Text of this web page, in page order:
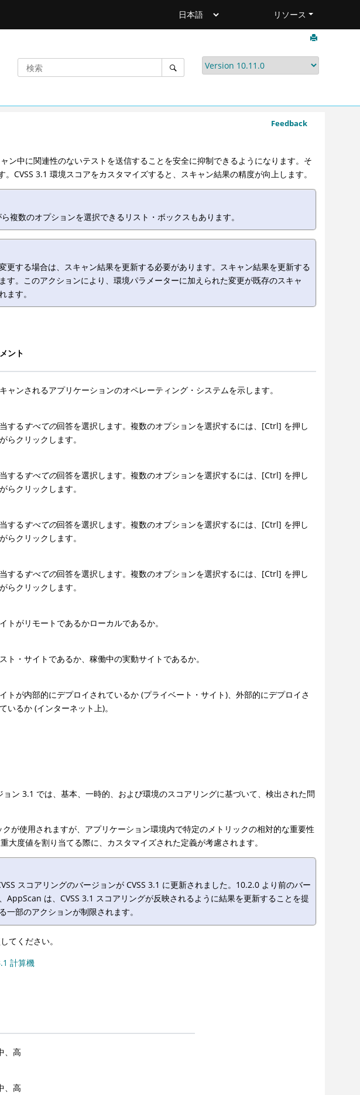
リソース
Feedback
ン中に関連性のないテストを送信することを安全に抑制できるようになります。そ
CVSS 3.1 環境スコアをカスタマイズすると、スキャン結果の精度が向上します。
複数のオプションを選択できるリスト・ボックスもあります。
更する場合は、スキャン結果を更新する必要があります。スキャン結果を更新する
す。このアクションにより、環境パラメーターに加えられた変更が既存のスキャ
ます。
ント
ャンされるアプリケーションのオペレーティング・システムを示します。
するすべての回答を選択します。複数のオプションを選択するには、[Ctrl] を押し
らクリックします。
するすべての回答を選択します。複数のオプションを選択するには、[Ctrl] を押し
らクリックします。
するすべての回答を選択します。複数のオプションを選択するには、[Ctrl] を押し
らクリックします。
するすべての回答を選択します。複数のオプションを選択するには、[Ctrl] を押し
らクリックします。
トがリモートであるかローカルであるか。
ト・サイトであるか、稼働中の実動サイトであるか。
トが内部的にデプロイされているか (プライベート・サイト)、外部的にデプロイさ
いるか (インターネット上)。
ン 3.1 では、基本、一時的、および環境のスコアリングに基づいて、検出された問
が使用されますが、アプリケーション環境内で特定のメトリックの相対的な重要性
大度値を割り当てる際に、カスタマイズされた定義が考慮されます。
スコアリングのバージョンが CVSS 3.1 に更新されました。10.2.0 より前のバー
AppScan は、CVSS 3.1 スコアリングが反映されるように結果を更新することを提
部のアクションが制限されます。
てください。
計算機
、高
、高